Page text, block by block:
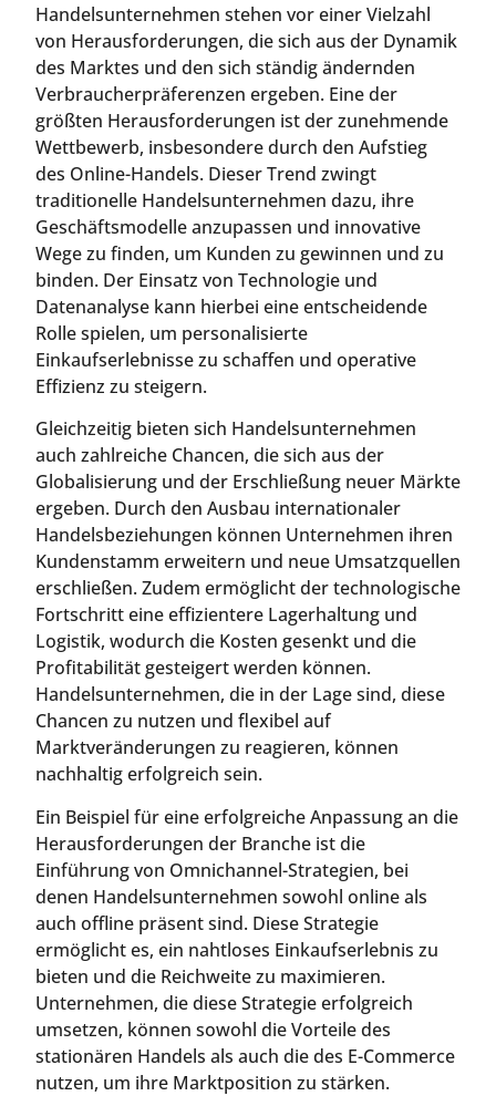
Handelsunternehmen stehen vor einer Vielzahl
von Herausforderungen, die sich aus der Dynamik
des Marktes und den sich ständig ändernden
Verbraucherpräferenzen ergeben. Eine der
größten Herausforderungen ist der zunehmende
Wettbewerb, insbesondere durch den Aufstieg
des Online-Handels. Dieser Trend zwingt
traditionelle Handelsunternehmen dazu, ihre
Geschäftsmodelle anzupassen und innovative
Wege zu finden, um Kunden zu gewinnen und zu
binden. Der Einsatz von Technologie und
Datenanalyse kann hierbei eine entscheidende
Rolle spielen, um personalisierte
Einkaufserlebnisse zu schaffen und operative
Effizienz zu steigern.
Gleichzeitig bieten sich Handelsunternehmen
auch zahlreiche Chancen, die sich aus der
Globalisierung und der Erschließung neuer Märkte
ergeben. Durch den Ausbau internationaler
Handelsbeziehungen können Unternehmen ihren
Kundenstamm erweitern und neue Umsatzquellen
erschließen. Zudem ermöglicht der technologische
Fortschritt eine effizientere Lagerhaltung und
Logistik, wodurch die Kosten gesenkt und die
Profitabilität gesteigert werden können.
Handelsunternehmen, die in der Lage sind, diese
Chancen zu nutzen und flexibel auf
Marktveränderungen zu reagieren, können
nachhaltig erfolgreich sein.
Ein Beispiel für eine erfolgreiche Anpassung an die
Herausforderungen der Branche ist die
Einführung von Omnichannel-Strategien, bei
denen Handelsunternehmen sowohl online als
auch offline präsent sind. Diese Strategie
ermöglicht es, ein nahtloses Einkaufserlebnis zu
bieten und die Reichweite zu maximieren.
Unternehmen, die diese Strategie erfolgreich
umsetzen, können sowohl die Vorteile des
stationären Handels als auch die des E-Commerce
nutzen, um ihre Marktposition zu stärken.